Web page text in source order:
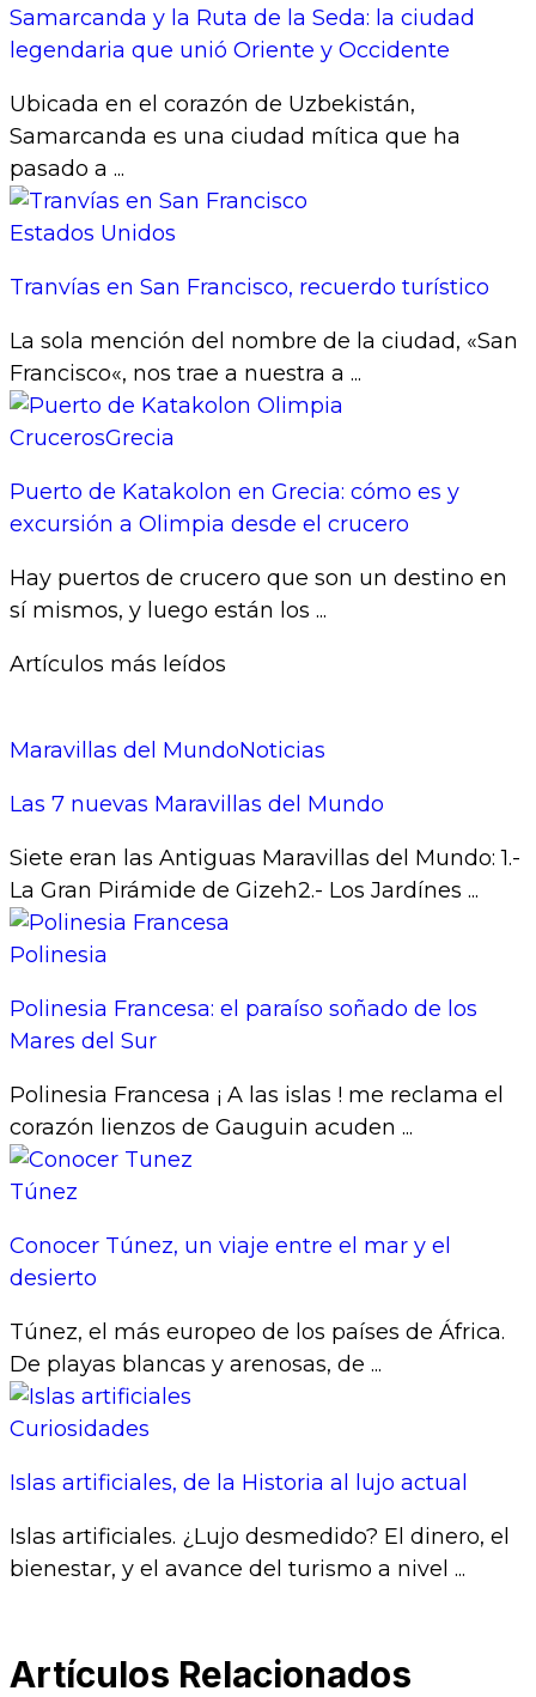
Samarcanda y la Ruta de la Seda: la ciudad
legendaria que unió Oriente y Occidente
Ubicada en el corazón de Uzbekistán,
Samarcanda es una ciudad mítica que ha
pasado a ...
Estados Unidos
Tranvías en San Francisco, recuerdo turístico
La sola mención del nombre de la ciudad, «San
Francisco«, nos trae a nuestra a ...
CrucerosGrecia
Puerto de Katakolon en Grecia: cómo es y
excursión a Olimpia desde el crucero
Hay puertos de crucero que son un destino en
sí mismos, y luego están los ...
Artículos más leídos
Maravillas del MundoNoticias
Las 7 nuevas Maravillas del Mundo
Siete eran las Antiguas Maravillas del Mundo: 1.-
La Gran Pirámide de Gizeh2.- Los Jardínes ...
Polinesia
Polinesia Francesa: el paraíso soñado de los
Mares del Sur
Polinesia Francesa ¡ A las islas ! me reclama el
corazón lienzos de Gauguin acuden ...
Túnez
Conocer Túnez, un viaje entre el mar y el
desierto
Túnez, el más europeo de los países de África.
De playas blancas y arenosas, de ...
Curiosidades
Islas artificiales, de la Historia al lujo actual
Islas artificiales. ¿Lujo desmedido? El dinero, el
bienestar, y el avance del turismo a nivel ...
Artículos Relacionados